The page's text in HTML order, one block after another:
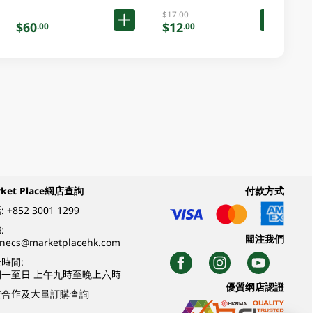
$60.00
$17.00
$12.00
Place網店查詢
:+852 3001 1299
間:
至日 上午九時至晚上六時
作及大量訂購查詢
付款方式
關注我們
優質纲店認證